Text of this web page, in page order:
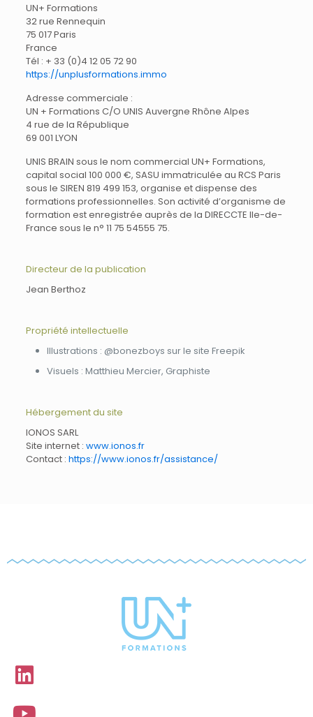
UN+ Formations
32 rue Rennequin
75 017 Paris
France
Tél : + 33 (0)4 12 05 72 90
https://unplusformations.immo
Adresse commerciale :
UN + Formations C/O UNIS Auvergne Rhône Alpes
4 rue de la République
69 001 LYON
UNIS BRAIN sous le nom commercial UN+ Formations,
capital social 100 000 €, SASU immatriculée au RCS Paris
sous le SIREN 819 499 153, organise et dispense des
formations professionnelles. Son activité d’organisme de
formation est enregistrée auprès de la DIRECCTE Ile-de-
France sous le n° 11 75 54555 75.
Directeur de la publication
Jean Berthoz
Propriété intellectuelle
Illustrations : @bonezboys sur le site Freepik
Visuels : Matthieu Mercier, Graphiste
Hébergement du site
IONOS SARL
Site internet : www.ionos.fr
Contact : https://www.ionos.fr/assistance/